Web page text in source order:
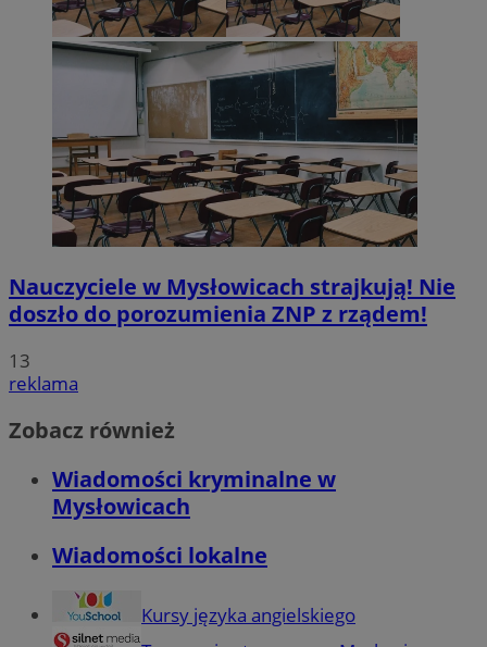
Nauczyciele w Mysłowicach strajkują! Nie
doszło do porozumienia ZNP z rządem!
13
reklama
Zobacz również
Wiadomości kryminalne w
Mysłowicach
Wiadomości lokalne
Kursy języka angielskiego